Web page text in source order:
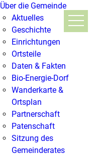
Über die Gemeinde
Aktuelles
Geschichte
Einrichtungen
Ortsteile
Daten & Fakten
Bio-Energie-Dorf
Wanderkarte &
Ortsplan
Partnerschaft
Patenschaft
Sitzung des
Gemeinderates